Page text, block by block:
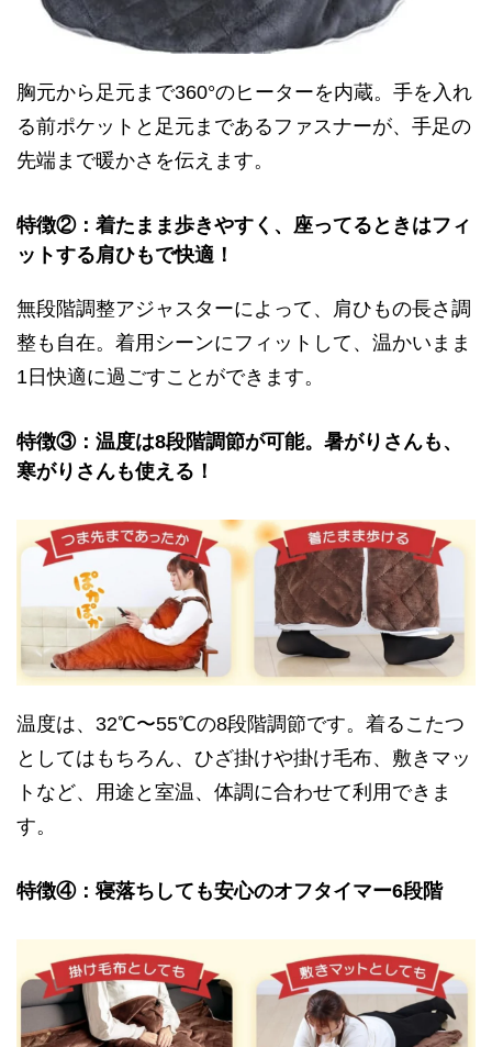
胸元から足元まで360°のヒーターを内蔵。手を入れ
る前ポケットと足元まであるファスナーが、手足の
先端まで暖かさを伝えます。
特徴②：着たまま歩きやすく、座ってるときはフィ
ットする肩ひもで快適！
無段階調整アジャスターによって、肩ひもの長さ調
整も自在。着用シーンにフィットして、温かいまま
1日快適に過ごすことができます。
特徴③：温度は8段階調節が可能。暑がりさんも、
寒がりさんも使える！
温度は、32℃〜55℃の8段階調節です。着るこたつ
としてはもちろん、ひざ掛けや掛け毛布、敷きマッ
トなど、用途と室温、体調に合わせて利用できま
す。
特徴④：寝落ちしても安心のオフタイマー6段階